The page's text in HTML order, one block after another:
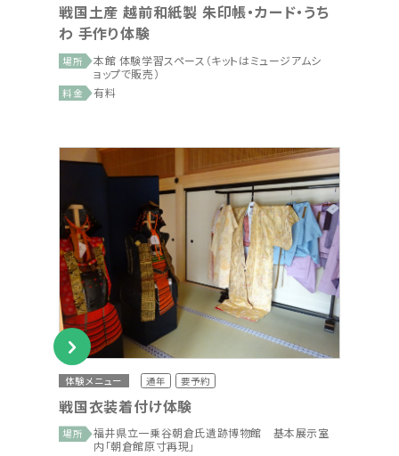
戦国土産 越前和紙製 朱印帳・カード・うち
わ 手作り体験
場所
本館 体験学習スペース（キットはミュージアムシ
ョップで販売）
料金 有料
体験メニュー 通年 要予約
戦国衣装着付け体験
場所
福井県立一乗谷朝倉氏遺跡博物館 基本展示室
内「朝倉館原寸再現」